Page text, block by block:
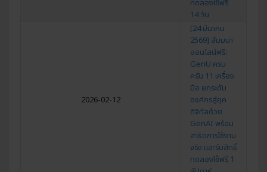
ทดลองใช้ฟรี
14 วัน
2026-02-12
[24 มีนาคม
2569] สัมมนา
ออนไลน์ฟรี:
GenU ครบ
ครัน 11 เครื่อง
มือ ยกระดับ
องค์กรสู่ยุค
ดิจิทัลด้วย
GenAI พร้อม
สาธิตการใช้งาน
จริง และรับสิทธิ์
ทดลองใช้ฟรี 1